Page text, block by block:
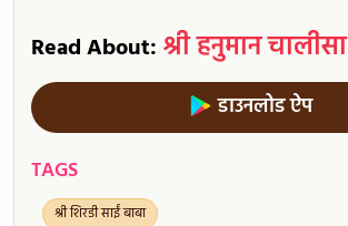
Read About: श्री हनुमान चालीसा
डाउनलोड ऐप
TAGS
श्री शिरडी साईं बाबा